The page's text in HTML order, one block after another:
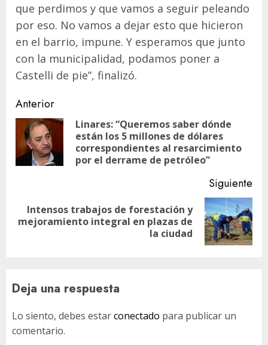
que perdimos y que vamos a seguir peleando
por eso. No vamos a dejar esto que hicieron
en el barrio, impune. Y esperamos que junto
con la municipalidad, podamos poner a
Castelli de pie”, finalizó.
Navegación
de
entradas
Anterior
Linares: “Queremos saber dónde
están los 5 millones de dólares
correspondientes al resarcimiento
por el derrame de petróleo”
Siguiente
Siguiente
Intensos trabajos de forestación y
mejoramiento integral en plazas de
la ciudad
Deja una respuesta
Lo siento, debes estarconectado para publicar un
comentario.